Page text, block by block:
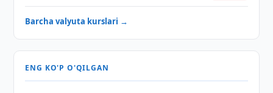
Barcha valyuta kurslari →
ENG KO'P O'QILGAN